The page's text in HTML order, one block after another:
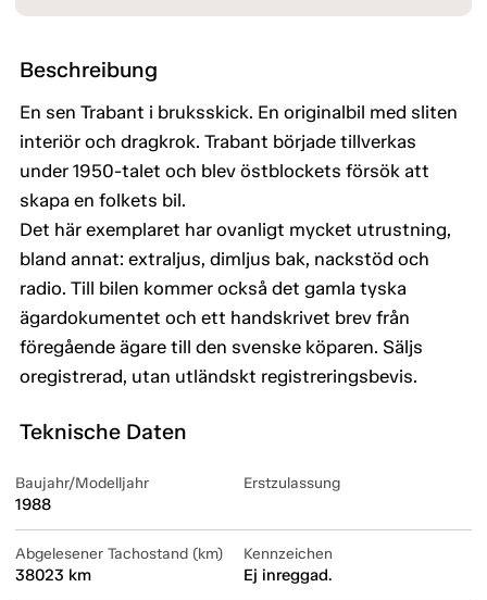
Beschreibung
En sen Trabant i bruksskick. En originalbil med sliten
interiör och dragkrok. Trabant började tillverkas
under 1950-talet och blev östblockets försök att
skapa en folkets bil.
Det här exemplaret har ovanligt mycket utrustning,
bland annat: extraljus, dimljus bak, nackstöd och
radio. Till bilen kommer också det gamla tyska
ägardokumentet och ett handskrivet brev från
föregående ägare till den svenske köparen. Säljs
oregistrerad, utan utländskt registreringsbevis.
Teknische Daten
Baujahr/Modelljahr
1988
Erstzulassung
Abgelesener Tachostand (km)
38023 km
Kennzeichen
Ej inreggad.